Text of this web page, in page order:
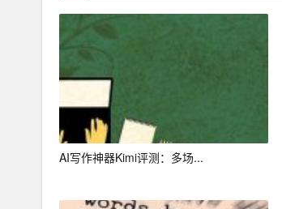
自己的主观能动性和创造力，让文
总之，探索AI写作技巧，拥抱创作
文章质量，为广大读者带来更好
命力。\”
AI写作神器Kimi评测：多场...